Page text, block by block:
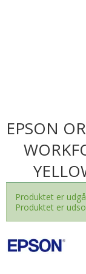
EPSON
Produktet er
Produktet er